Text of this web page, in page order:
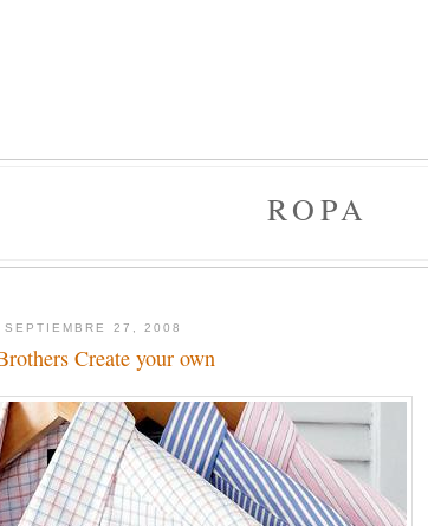
ROPA
SEPTIEMBRE 27, 2008
Create your own